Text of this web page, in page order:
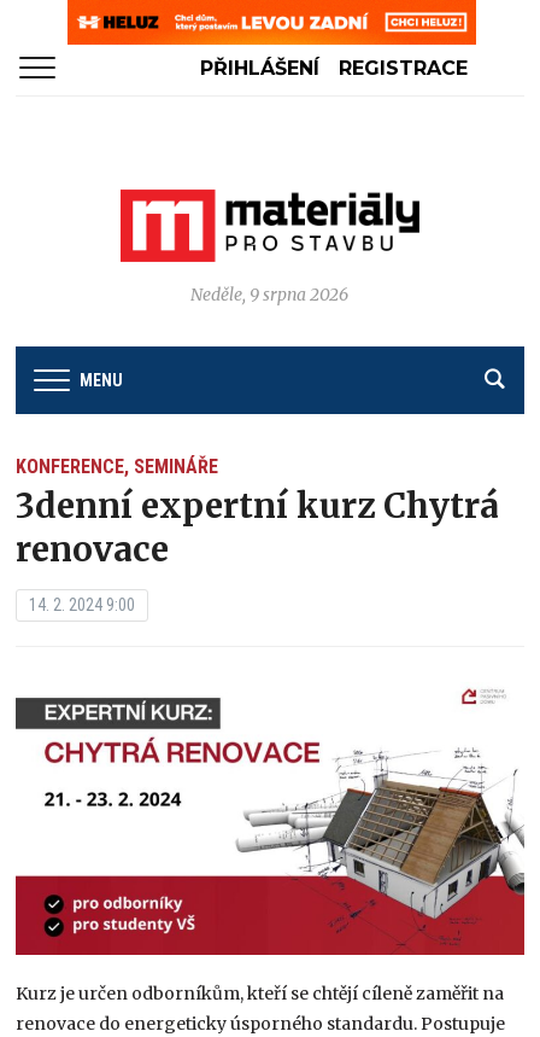
PŘIHLÁŠENÍ REGISTRACE
Neděle, 9 srpna 2026
MENU
KONFERENCE, SEMINÁŘE
3denní expertní kurz Chytrá
renovace
14. 2. 2024 9:00
Kurz je určen odborníkům, kteří se chtějí cíleně zaměřit na
renovace do energeticky úsporného standardu. Postupuje